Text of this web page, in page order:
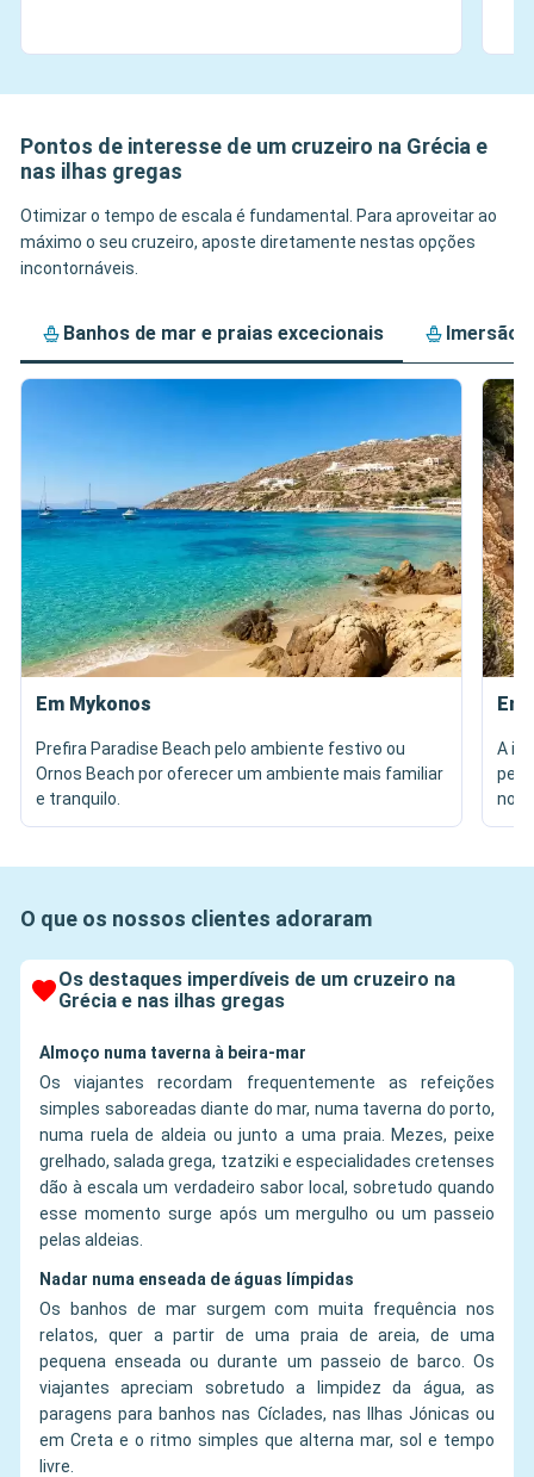
Pontos de interesse de um cruzeiro na Grécia e
nas ilhas gregas
Otimizar o tempo de escala é fundamental. Para aproveitar ao
máximo o seu cruzeiro, aposte diretamente nestas opções
incontornáveis.
Banhos de mar e praias excecionais Imersão
Em Mykonos
Prefira Paradise Beach pelo ambiente festivo ou
Ornos Beach por oferecer um ambiente mais familiar
e tranquilo.
Em
A
pelo
no
O que os nossos clientes adoraram
Os destaques imperdíveis de um cruzeiro na
Grécia e nas ilhas gregas
Almoço numa taverna à beira-mar
Os viajantes recordam frequentemente as refeições
simples saboreadas diante do mar, numa taverna do porto,
numa ruela de aldeia ou junto a uma praia. Mezes, peixe
grelhado, salada grega, tzatziki e especialidades cretenses
dão à escala um verdadeiro sabor local, sobretudo quando
esse momento surge após um mergulho ou um passeio
pelas aldeias.
Nadar numa enseada de águas límpidas
Os banhos de mar surgem com muita frequência nos
relatos, quer a partir de uma praia de areia, de uma
pequena enseada ou durante um passeio de barco. Os
viajantes apreciam sobretudo a limpidez da água, as
paragens para banhos nas Cíclades, nas Ilhas Jónicas ou
em Creta e o ritmo simples que alterna mar, sol e tempo
livre.